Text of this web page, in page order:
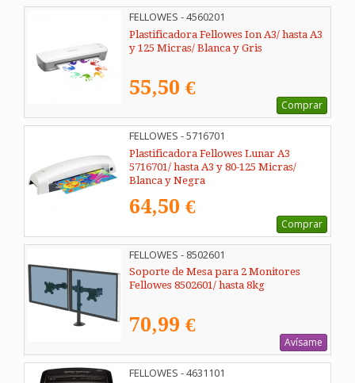
FELLOWES - 4560201
Plastificadora Fellowes Ion A3/ hasta A3
y 125 Micras/ Blanca y Gris
55,50 €
Comprar
FELLOWES - 5716701
Plastificadora Fellowes Lunar A3
5716701/ hasta A3 y 80-125 Micras/
Blanca y Negra
64,50 €
Comprar
FELLOWES - 8502601
Soporte de Mesa para 2 Monitores
Fellowes 8502601/ hasta 8kg
70,99 €
Avísame
FELLOWES - 4631101